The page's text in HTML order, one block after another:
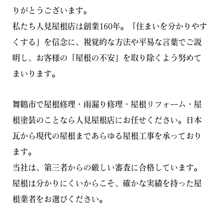
りがとうございます。
私たち人見屋根店は創業160年。「住まいを分かりやす
くする」を信念に、視覚的な方法や平易な言葉でご説
明し、お客様の「屋根の不安」を取り除くよう努めて
まいります。
舞鶴市で屋根修理・雨漏り修理・屋根リフォーム・屋
根塗装のことなら人見屋根店にお任せください。日本
瓦から現代の屋根まであらゆる屋根工事を承っており
ます。
当社は、第三者からの厳しい審査に合格しています。
屋根は分かりにくいからこそ、確かな実績を持った屋
根業者をお選びください。